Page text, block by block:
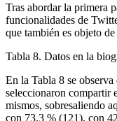
Tras abordar la primera
funcionalidades de
que también es objeto
Tabla 8. Datos en la
En la Tabla 8 se
seleccionaron compartir
mismos, sobresaliendo
con 73.3 % (121), con